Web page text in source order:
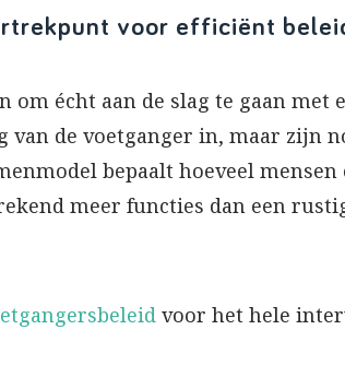
voor efficiënt
om écht aan de slag te gaan met
van de voetganger in, maar zijn
bepaalt hoeveel
meer functies dan een
voor het hele